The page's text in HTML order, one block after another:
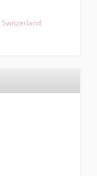
Switzerland